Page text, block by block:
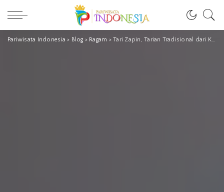
Pariwisata Indonesia > Blog > Ragam >Tari Zapin, Tarian Tradisional dari Kepulauan Riau